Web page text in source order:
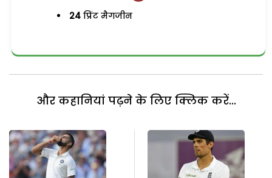
24 प्रिंट मैगजीन
और कहानियां पढ़ने के लिए क्लिक करें...